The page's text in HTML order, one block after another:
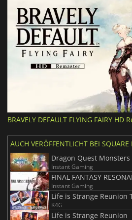
BRAVELY DEFAULT FLYING FAIRY HD
AUCH VERÖFFENTLICHT BEI SQUARE
Instant Gaming
FINAL FANTASY
Instant Gaming
Life is Strange Reunion
K4G
Life is Strange Reunion